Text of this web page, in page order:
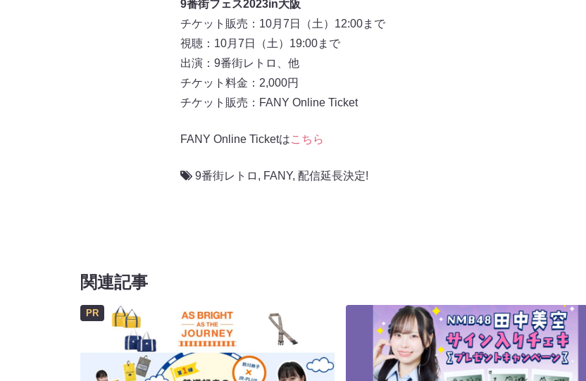
9番街フェス2023in大阪
チケット販売：10月7日（土）12:00まで
視聴：10月7日（土）19:00まで
出演：9番街レトロ、他
チケット料金：2,000円
チケット販売：FANY Online Ticket
FANY Online Ticketはこちら
9番街レトロ , FANY, 配信延長決定!
関連記事
PR